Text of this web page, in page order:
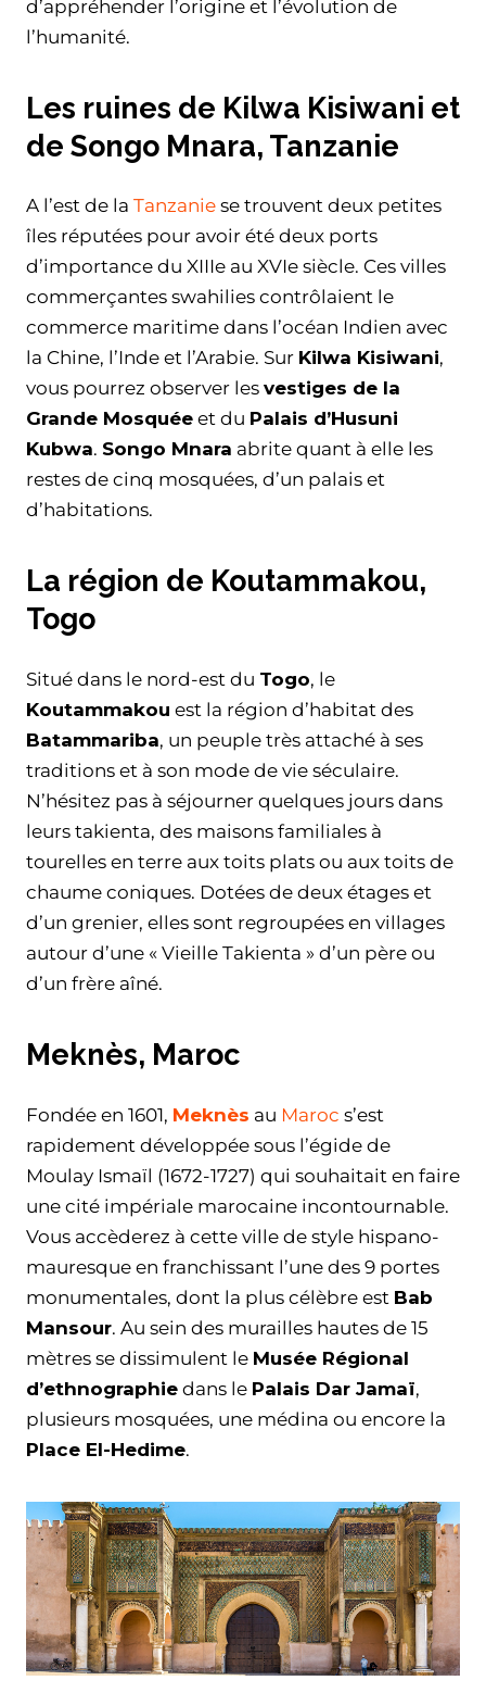
d’appréhender l’origine et l’évolution de
l’humanité.
Les ruines de Kilwa Kisiwani et
de Songo Mnara, Tanzanie
A l’est de la Tanzanie se trouvent deux petites
îles réputées pour avoir été deux ports
d’importance du XIIIe au XVIe siècle. Ces villes
commerçantes swahilies contrôlaient le
commerce maritime dans l’océan Indien avec
la Chine, l’Inde et l’Arabie. Sur Kilwa Kisiwani,
vous pourrez observer les vestiges de la
Grande Mosquée et du Palais d’Husuni
Kubwa. Songo Mnara abrite quant à elle les
restes de cinq mosquées, d’un palais et
d’habitations.
La région de Koutammakou,
Togo
Situé dans le nord-est du Togo, le
Koutammakou est la région d’habitat des
Batammariba, un peuple très attaché à ses
traditions et à son mode de vie séculaire.
N’hésitez pas à séjourner quelques jours dans
leurs takienta, des maisons familiales à
tourelles en terre aux toits plats ou aux toits de
chaume coniques. Dotées de deux étages et
d’un grenier, elles sont regroupées en villages
autour d’une « Vieille Takienta » d’un père ou
d’un frère aîné.
Meknès, Maroc
Fondée en 1601, Meknès au Maroc s’est
rapidement développée sous l’égide de
Moulay Ismaïl (1672-1727) qui souhaitait en faire
une cité impériale marocaine incontournable.
Vous accèderez à cette ville de style hispano-
mauresque en franchissant l’une des 9 portes
monumentales, dont la plus célèbre est Bab
Mansour. Au sein des murailles hautes de 15
mètres se dissimulent le Musée Régional
d’ethnographie dans le Palais Dar Jamaï,
plusieurs mosquées, une médina ou encore la
Place El-Hedime.